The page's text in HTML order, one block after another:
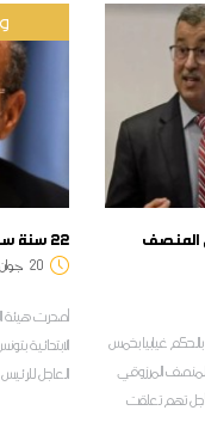
المنصف
غيابيا بخمس
المرزوقي
أجل تهم تعلقت
22 سنة سجنا لمنصف المرزوقي
20 21:33 2025 جوان
أصدرت هيئة
العاجل